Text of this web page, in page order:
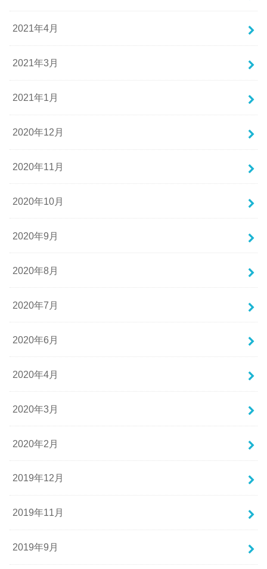
2021年4月
2021年3月
2021年1月
2020年12月
2020年11月
2020年10月
2020年9月
2020年8月
2020年7月
2020年6月
2020年4月
2020年3月
2020年2月
2019年12月
2019年11月
2019年9月